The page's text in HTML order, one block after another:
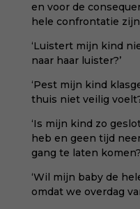
en voor de
hele confrontatie
‘Luistert mijn kind
naar haar luister?’
‘Pest mijn kind
thuis niet veilig
‘Is mijn kind zo
heb en geen tijd
gang te laten
‘Wil mijn baby de
omdat we overdag